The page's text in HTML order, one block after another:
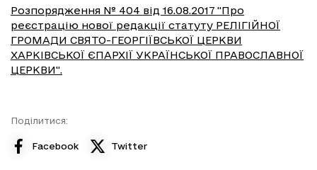
Розпорядження № 404 від 16.08.2017 "Про
реєстрацію нової редакції статуту РЕЛІГІЙНОЇ
ГРОМАДИ СВЯТО-ГЕОРГІЇВСЬКОЇ ЦЕРКВИ
ХАРКІВСЬКОЇ ЄПАРХІЇ УКРАЇНСЬКОЇ ПРАВОСЛАВНОЇ
ЦЕРКВИ".
Поділитися:
Facebook Twitter